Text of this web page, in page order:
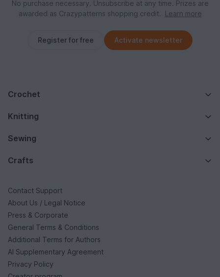
No purchase necessary. Unsubscribe at any time. Prizes are
awarded as Crazypatterns shopping credit.
Learn more
Register for free Activate newsletter
Crochet
Knitting
Sewing
Crafts
Contact Support
About Us / Legal Notice
Press & Corporate
General Terms & Conditions
Additional Terms for Authors
AI Supplementary Agreement
Privacy Policy